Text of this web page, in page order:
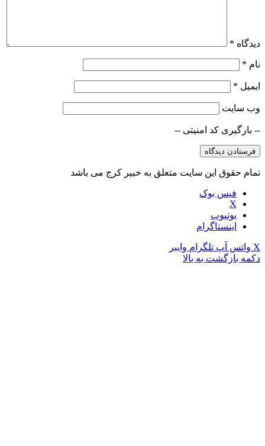
دیدگاه *
نام *
ایمیل *
وب‌ سایت
-- بارگیری کد امنیتی --
تمام حقوق این سایت متعلق به خبیر کرج می باشد
فیس بوک
X
یوتیوب
اینستاگرام
X واتس آپ تلگرام وایبر
دکمه بازگشت به بالا